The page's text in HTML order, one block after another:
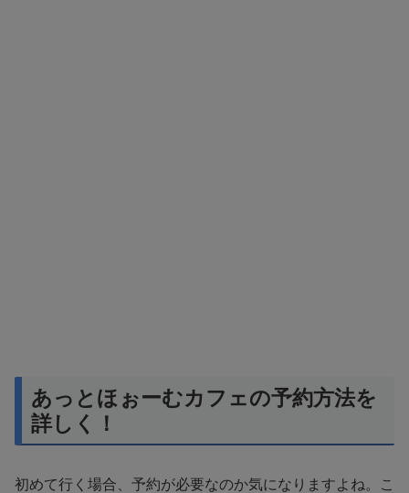
あっとほぉーむカフェの予約方法を
詳しく！
初めて行く場合、予約が必要なのか気になりますよね。こ